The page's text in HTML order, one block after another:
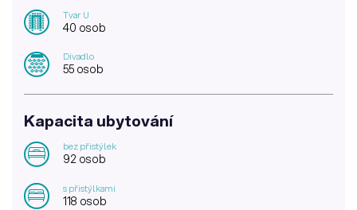
Tvar U
40 osob
Divadlo
55 osob
Kapacita ubytování
bez přistýlek
92 osob
s přistýlkami
118 osob